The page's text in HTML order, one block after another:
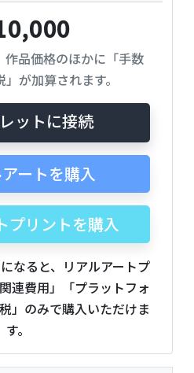
品価格のほかに「手数
が加算されます。
ットに接続
ートを購入
プリントを購入
なると、リアルアートプ
連費用」「プラットフォ
」のみで購入いただけま
す。